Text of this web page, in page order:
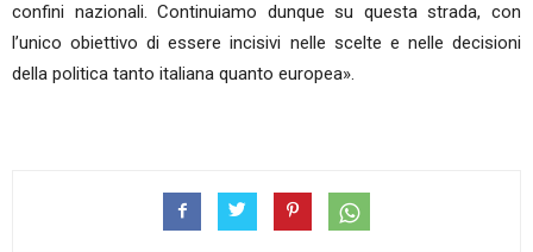
confini nazionali. Continuiamo dunque su questa strada, con
l’unico obiettivo di essere incisivi nelle scelte e nelle decisioni
della politica tanto italiana quanto europea».